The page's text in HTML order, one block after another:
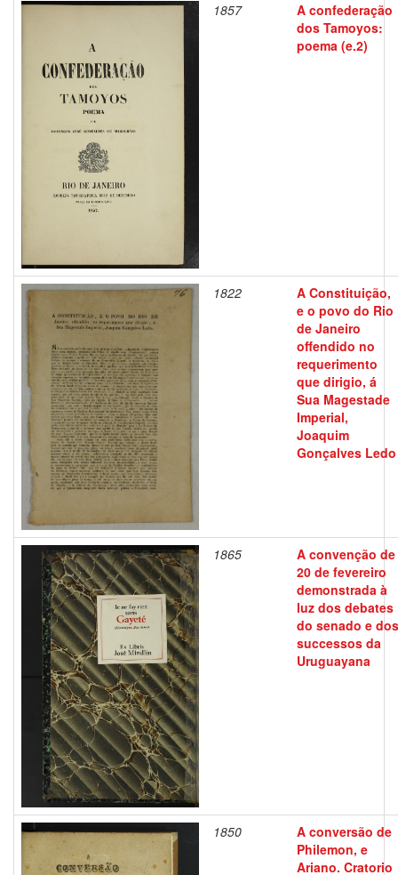
1857
A confederação
dos Tamoyos:
poema (e.2)
1822
A Constituição,
e o povo do Rio
de Janeiro
offendido no
requerimento
que dirigio, á
Sua Magestade
Imperial,
Joaquim
Gonçalves Ledo
1865
A convenção de
20 de fevereiro
demonstrada à
luz dos debates
do senado e dos
successos da
Uruguayana
1850
A conversão de
Philemon, e
Ariano. Cratorio